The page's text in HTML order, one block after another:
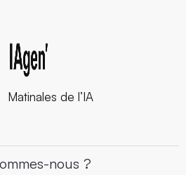
Matinales de l’IA
nous ?